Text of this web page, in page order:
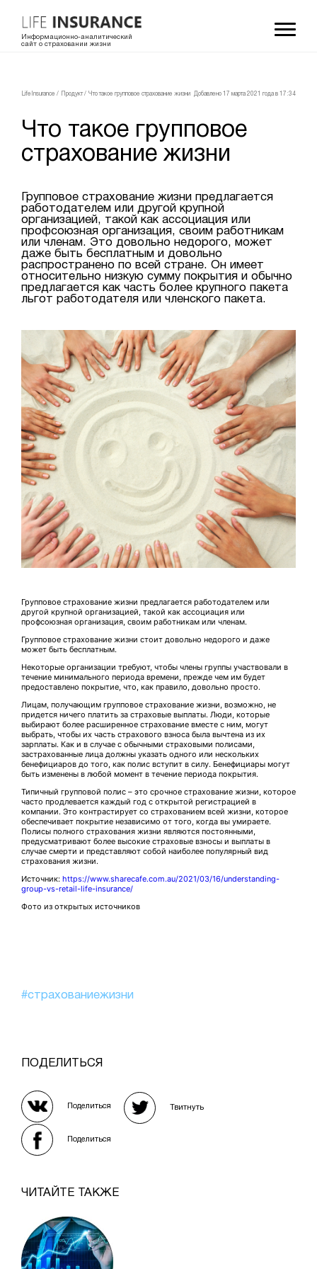
Информационно-аналитический
сайт о страховании жизни
LifeInsurance / Продукт/ Что такое групповое страхование жизни Добавлено 17 мартa 2021 года в 17:34
Что такое групповое
страхование жизни
Групповое страхование жизни предлагается
работодателем или другой крупной
организацией, такой как ассоциация или
профсоюзная организация, своим работникам
или членам. Это довольно недорого, может
даже быть бесплатным и довольно
распространено по всей стране. Он имеет
относительно низкую сумму покрытия и обычно
предлагается как часть более крупного пакета
льгот работодателя или членского пакета.
Групповое страхование жизни предлагается работодателем или
другой крупной организацией, такой как ассоциация или
профсоюзная организация, своим работникам или членам.
Групповое страхование жизни стоит довольно недорого и даже
может быть бесплатным.
Некоторые организации требуют, чтобы члены группы участвовали в
течение минимального периода времени, прежде чем им будет
предоставлено покрытие, что, как правило, довольно просто.
Лицам, получающим групповое страхование жизни, возможно, не
придется ничего платить за страховые выплаты. Люди, которые
выбирают более расширенное страхование вместе с ним, могут
выбрать, чтобы их часть страхового взноса была вычтена из их
зарплаты. Как и в случае с обычными страховыми полисами,
застрахованные лица должны указать одного или нескольких
бенефициаров до того, как полис вступит в силу. Бенефициары могут
быть изменены в любой момент в течение периода покрытия.
Типичный групповой полис – это срочное страхование жизни, которое
часто продлевается каждый год с открытой регистрацией в
компании. Это контрастирует со страхованием всей жизни, которое
обеспечивает покрытие независимо от того, когда вы умираете.
Полисы полного страхования жизни являются постоянными,
предусматривают более высокие страховые взносы и выплаты в
случае смерти и представляют собой наиболее популярный вид
страхования жизни.
Источник: https://www.sharecafe.com.au/2021/03/16/understanding-
group-vs-retail-life-insurance/
Фото из открытых источников
#страхованиежизни
ПОДЕЛИТЬСЯ
Поделиться Твитнуть
Поделиться
ЧИТАЙТЕ ТАКЖЕ